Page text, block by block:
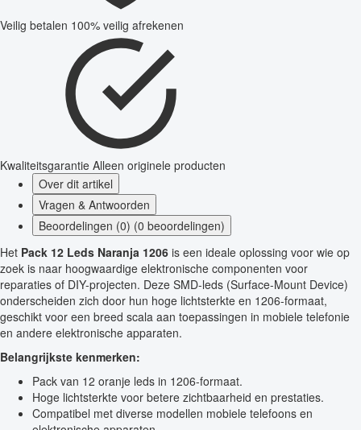
Veilig betalen 100% veilig afrekenen
Kwaliteitsgarantie Alleen originele producten
Over dit artikel
Vragen & Antwoorden
Beoordelingen (0) (0 beoordelingen)
Het Pack 12 Leds Naranja 1206 is een ideale oplossing voor wie op
zoek is naar hoogwaardige elektronische componenten voor
reparaties of DIY-projecten. Deze SMD-leds (Surface-Mount Device)
onderscheiden zich door hun hoge lichtsterkte en 1206-formaat,
geschikt voor een breed scala aan toepassingen in mobiele telefonie
en andere elektronische apparaten.
Belangrijkste kenmerken:
Pack van 12 oranje leds in 1206-formaat.
Hoge lichtsterkte voor betere zichtbaarheid en prestaties.
Compatibel met diverse modellen mobiele telefoons en